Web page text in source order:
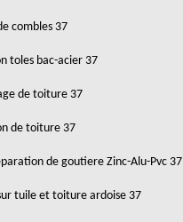
combles 37
toles bac-acier 37
de toiture 37
de toiture 37
de goutiere Zinc-Alu-Pvc 37
tuile et toiture ardoise 37